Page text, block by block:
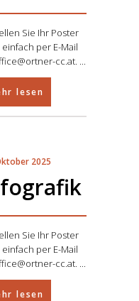
Sie Ihr Poster
einfach per E-Mail
cc.at.
lesen
2025
Sie Ihr Poster
einfach per E-Mail
cc.at.
lesen